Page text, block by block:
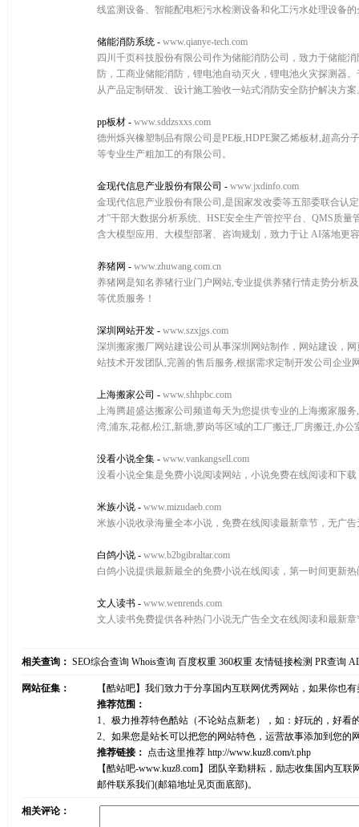
线监测设备、智能配电柜污水检测设备和化工污水处理设备
储能消防系统 - www.qianye-tech.com
四川千页科技股份有限公司作为储能消防公司，致力于储能
防，工商业储能消防，锂电池自动灭火，锂电池火灾探测器
从产品定制研发、设计施工验收一站式消防安全防护解决方案
pp板材 - www.sddzsxxs.com
德州烁兴橡塑制品有限公司是PE板,HDPE聚乙烯板材,超高分
等专业生产粗加工的有限公司。
金现代信息产业股份有限公司 - www.jxdinfo.com
金现代信息产业股份有限公司,是国家发改委等五部委联合认
才”干部大数据分析系统、HSE安全生产管控平台、QMS质
含大模型应用、大模型部署、咨询规划，致力于让 AI落地更
养猪网 - www.zhuwang.com.cn
养猪网是知名养猪行业门户网站,专业提供养猪行情走势分析
等优质服务！
深圳网站开发 - www.szxjgs.com
深圳搬家搬厂网站建设公司从事深圳网站制作，网站建设，
站技术开发团队,完善的售后服务,根据需求定制开发公司企业
上海搬家公司 - www.shhpbc.com
上海腾超盛达搬家公司频道每天为您提供专业的上海搬家服
湾,浦东,花都,松江,新塘,萝岗等区域的工厂搬迁,厂房搬迁,办
没看小说全集 - www.vankangsell.com
没看小说全集是免费小说阅读网站，小说免费在线阅读和下
米族小说 - www.mizudaeb.com
米族小说收录海量全本小说，免费在线阅读最新章节，无广
白鸽小说 - www.b2bgibraltar.com
白鸽小说提供最新最全的免费小说在线阅读，第一时间更新
文人读书 - www.wenrends.com
文人读书免费提供各种热门小说无广告全文在线阅读和最新
相关查询： SEO综合查询 Whois查询 百度权重 360权重 友情链接检测 PR查询
网站征集：
【酷站吧】我们致力于分享国内互联网优秀网站，如果你也
推荐范围：
1、极力推荐特色酷站（不论站点新老），如：好玩的，好
2、如果您是站长可以把您的网站特色，运营故事添加到您
推荐链接： 点击这里推荐 http://www.kuz8.com/t.php
【酷站吧-www.kuz8.com】团队辛勤耕耘，励志收集国内互
邮件联系我们(邮箱地址见页面底部)。
相关评论：